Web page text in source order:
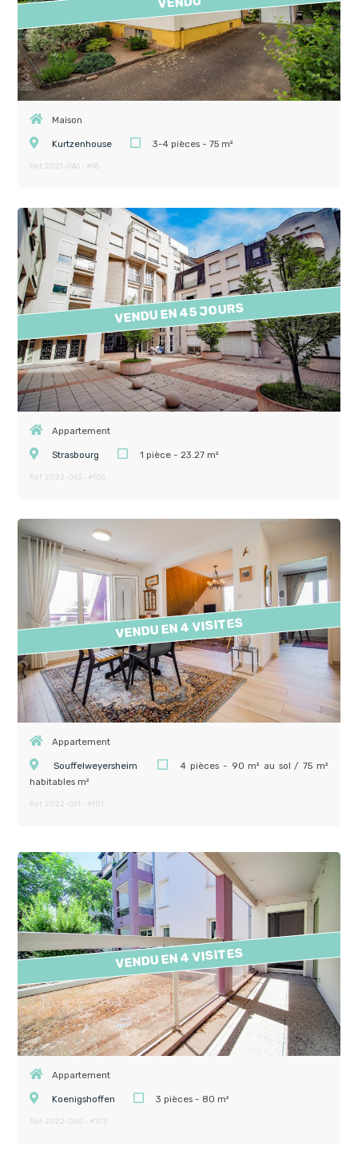
Maison
Kurtzenhouse 3-4 pièces - 75 m²
Réf. 2021-046 - #96
Appartement
Strasbourg 1 pièce - 23.27 m²
Réf. 2022-063 - #105
VENDU EN 45 JOURS
Appartement
Souffelweyersheim
4 pièces - 90 m² au sol / 75 m²
habitables m²
Réf. 2022-061 - #101
VENDU EN 4 VISITES
Appartement
Koenigshoffen 3 pièces - 80 m²
Réf. 2022-060 - #103
VENDU EN 4 VISITES